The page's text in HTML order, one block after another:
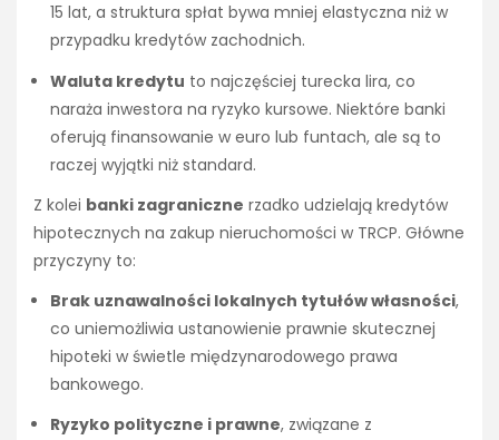
15 lat, a struktura spłat bywa mniej elastyczna niż w
przypadku kredytów zachodnich.
Waluta kredytu to najczęściej turecka lira, co
naraża inwestora na ryzyko kursowe. Niektóre banki
oferują finansowanie w euro lub funtach, ale są to
raczej wyjątki niż standard.
Z kolei banki zagraniczne rzadko udzielają kredytów
hipotecznych na zakup nieruchomości w TRCP. Główne
przyczyny to:
Brak uznawalności lokalnych tytułów własności,
co uniemożliwia ustanowienie prawnie skutecznej
hipoteki w świetle międzynarodowego prawa
bankowego.
Ryzyko polityczne i prawne, związane z